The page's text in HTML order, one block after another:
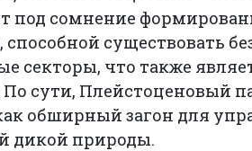
под сомнение
существовать
секторы, что также
По сути, Плейстоценовый
обширный загон для
дикой природы.